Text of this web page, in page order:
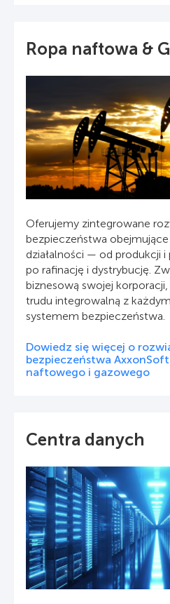
Ropa naftowa &
Oferujemy zintegrowane
bezpieczeństwa
działalności — od produkcji i
po rafinację i dystrybucję.
biznesową swojej
trudu integrowalną z
systemem bezpieczeństwa.
Dowiedz się więcej o
bezpieczeństwa
naftowego i gazowego
Centra danych